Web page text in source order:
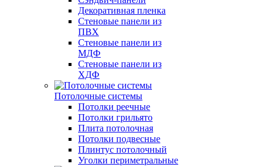
Декоративная пленка
Стеновые панели из
ПВХ
Стеновые панели из
МДФ
Стеновые панели из
ХДФ
Потолочные системы
Потолки реечные
Потолки грильято
Плита потолочная
Потолки подвесные
Плинтус потолочный
Уголки периметральные